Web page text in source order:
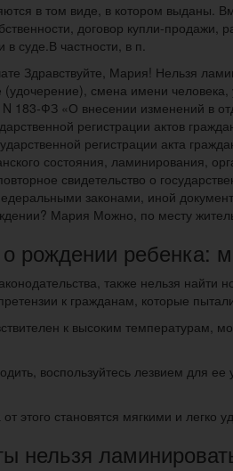
в том виде, в котором выданы.
договор купли-
суде.В частности, в п.
Здравствуйте, Мария! Нельзя
смена имени
N 183-ФЗ «О внесении изменений в
регистрации актов
регистрации акта
состояния, ламинирования,
свидетельство о
законами, иной
Мария Можно, по месту
рождении ребенка:
также нельзя
к гражданам, которые
к высоким
воспользуйтесь лезвием для
этого становятся мягкими и легко
нельзя